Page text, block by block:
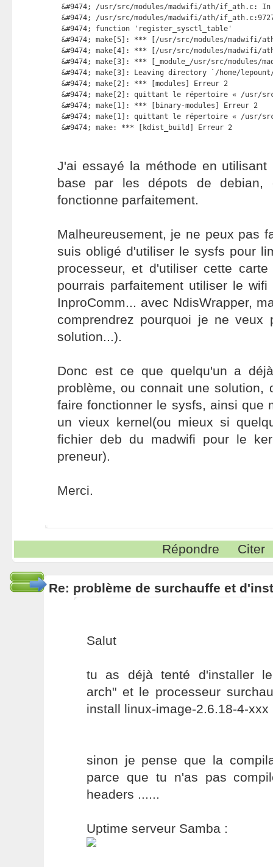
&#9474; /usr/src/modules/madwifi/ath/if_ath.c:
&#9474; /usr/src/modules/madwifi/ath/
&#9474; function 'register_sysctl_table'
&#9474; make[5]: *** [/usr/src/modules/
&#9474; make[4]: *** [/usr/src/modules/
&#9474; make[3]: *** [_module_/usr/src/
&#9474; make[3]: Leaving directory `/home/
&#9474; make[2]: *** [modules] Erreur 2
&#9474; make[2]: quittant le répertoire « /usr/
&#9474; make[1]: *** [binary-modules]
&#9474; make[1]: quittant le répertoire « /usr/
&#9474; make: *** [kdist_build] Erreur 2
J'ai essayé la méthode en
base par les dépots de debian,
fonctionne parfaitement.
Malheureusement, je ne peux pas
suis obligé d'utiliser le sysfs pour
processeur, et d'utiliser cette
pourrais parfaitement utiliser le
InproComm... avec NdisWrapper,
comprendrez pourquoi je ne veux
solution...).
Donc est ce que quelqu'un a
problème, ou connait une solution,
faire fonctionner le sysfs, ainsi que
un vieux kernel(ou mieux si
fichier deb du madwifi pour le
preneur).
Merci.
Répondre Citer
Re: problème de surchauffe et
Salut
tu as déjà tenté d'installer
arch" et le processeur
install linux-image-2.6.18-4-xxx
sinon je pense que la
parce que tu n'as pas
headers ......
Uptime serveur Samba :